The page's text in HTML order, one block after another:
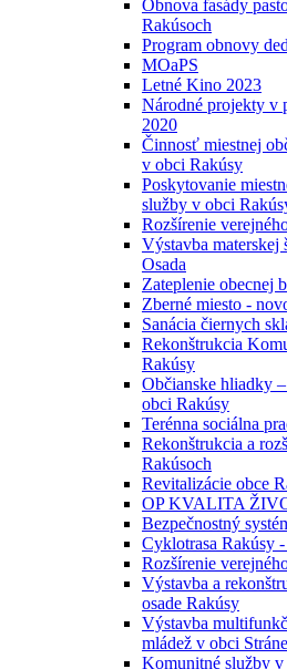
Obnova fasády
Rakúsoch
Program obnovy
MOaPS
Letné Kino 2023
Národné projekty v
2020
Činnosť miestnej
v obci Rakúsy
Poskytovanie
služby v obci
Rozšírenie
Výstavba
Osada
Zateplenie obecnej
Zberné miesto -
Sanácia čiernych
Rekonštrukcia
Rakúsy
Občianske hliadky
obci Rakúsy
Terénna sociálna
Rekonštrukcia a
Rakúsoch
Revitalizácie obce
OP KVALITA
Bezpečnostný
Cyklotrasa Rakúsy
Rozšírenie
Výstavba a
osade Rakúsy
Výstavba
mládež v obci
Komunitné služby v